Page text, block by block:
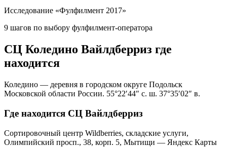
Исследование «Фулфилмент 2017»
9 шагов по выбору фулфилмент-оператора
СЦ Коледино Вайлдберриз где
находится
Коледино — деревня в городском округе Подольск
Московской области России. 55°22′44″ с. ш. 37°35′02″ в.
Где находится СЦ Вайлдберриз
Сортировочный центр Wildberries, складские услуги,
Олимпийский просп., 38, корп. 5, Мытищи — Яндекс Карты